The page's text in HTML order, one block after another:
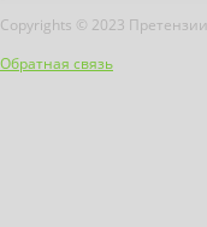
Copyrights © 2023
Обратная связь